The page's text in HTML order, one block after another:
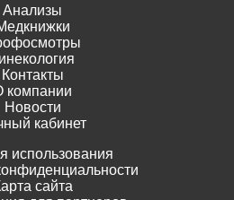
Анализы
Контакты
компании
Новости
кабинет
использования
сайта